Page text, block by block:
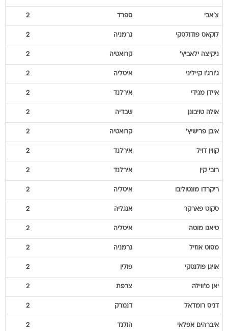
צ'אבי ספרד 2
לוקאס פודולסקי גרמניה 2
ניקיצה ילאביץ' קרואטיה 2
ג'ורג'ו קייליני איטליה 2
איידן מגידי אירלנד 2
אולה טויבונן שבדיה 2
איבן פרישיץ' קרואטיה 2
קווין דויל אירלנד 2
רובי קין אירלנד 2
ריקרדו מונטוליבו איטליה 2
סקוט פארקר אנגליה 2
טיאגו מוטה איטליה 2
מסוט אוזיל גרמניה 2
אויגן פולנסקי פולין 2
יאן מ'ווילה צרפת 2
דניס רומדאל דנמרק 2
איברהים אפלאי הולנד 2